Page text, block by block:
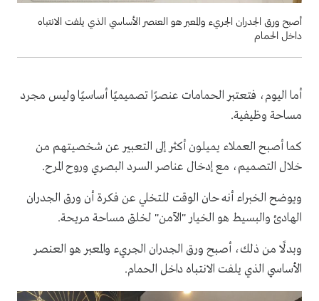
أصبح ورق الجدران الجريء والمعبر هو العنصر الأساسي الذي يلفت الانتباه
داخل الحمام
أما اليوم، فتعتبر الحمامات عنصرًا تصميميًا أساسيًا وليس مجرد
مساحة وظيفية.
كما أصبح العملاء يميلون أكثر إلى التعبير عن شخصيتهم من
خلال التصميم، مع إدخال عناصر السرد البصري وروح المرح.
ويوضح الخبراء أنه حان الوقت للتخلي عن فكرة أن ورق الجدران
الهادئ والبسيط هو الخيار "الآمن" لخلق مساحة مريحة.
وبدلًا من ذلك، أصبح ورق الجدران الجريء والمعبر هو العنصر
الأساسي الذي يلفت الانتباه داخل الحمام.